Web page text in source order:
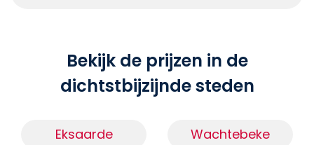
Bekijk de prijzen in de
dichtstbijzijnde steden
Eksaarde Wachtebeke